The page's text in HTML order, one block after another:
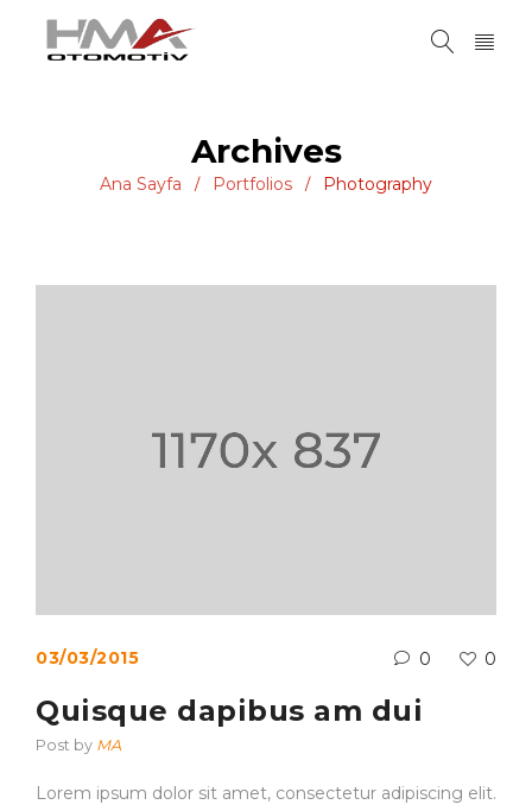
Archives
Ana Sayfa / Portfolios / Photography
03/03/2015 0 0
Quisque dapibus am dui
Post by MA
Lorem ipsum dolor sit amet, consectetur adipiscing elit.